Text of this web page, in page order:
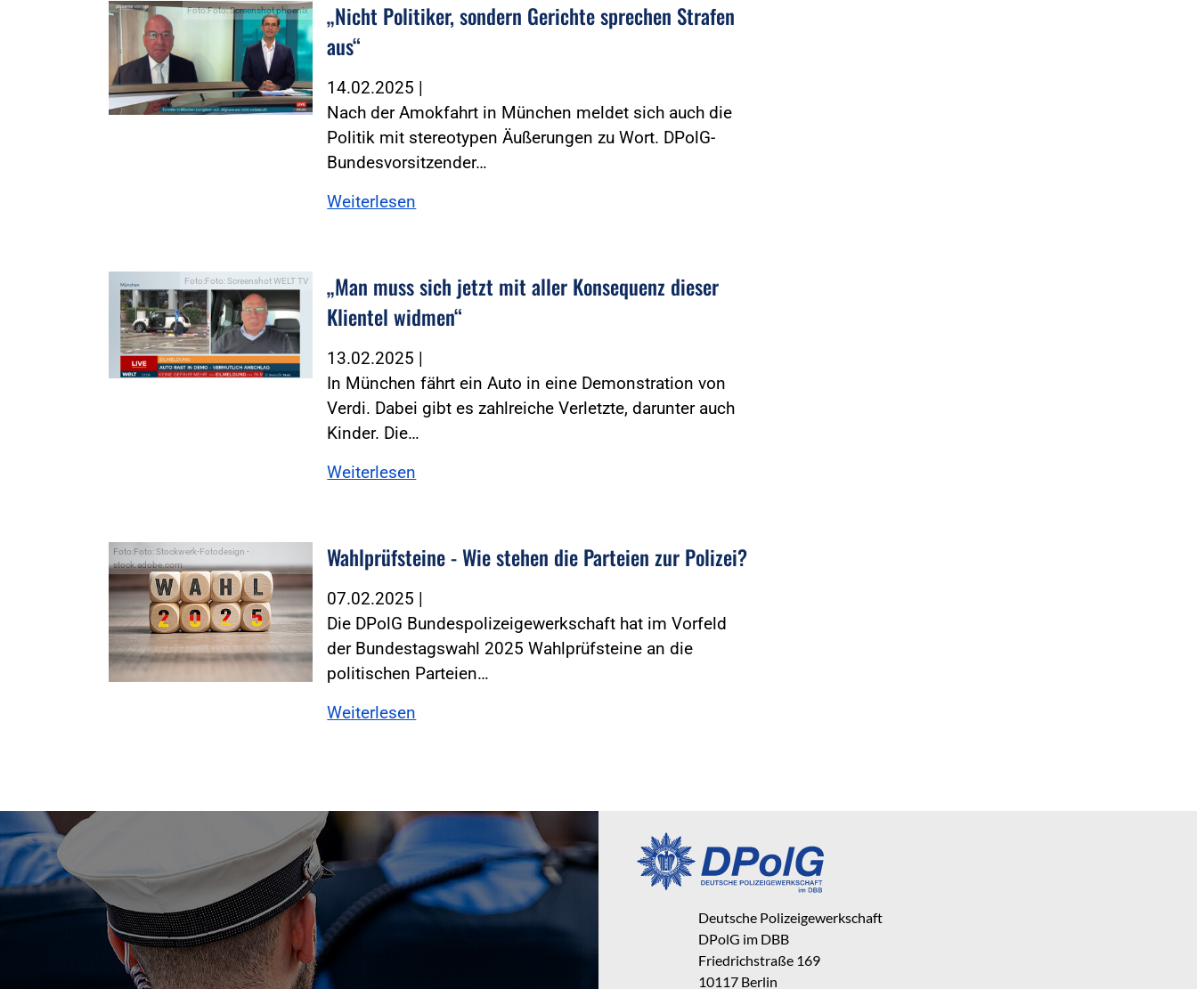
Foto:Foto: Screenshot phoenix
„Nicht Politiker, sondern Gerichte sprechen Strafen
aus“
14.02.2025 |
Nach der Amokfahrt in München meldet sich auch die
Politik mit stereotypen Äußerungen zu Wort. DPolG-
Bundesvorsitzender…
Weiterlesen
Foto:Foto: Screenshot WELT TV
„Man muss sich jetzt mit aller Konsequenz dieser
Klientel widmen“
13.02.2025 |
In München fährt ein Auto in eine Demonstration von
Verdi. Dabei gibt es zahlreiche Verletzte, darunter auch
Kinder. Die…
Weiterlesen
Foto:Foto: Stockwerk-Fotodesign -
stock.adobe.com
Wahlprüfsteine - Wie stehen die Parteien zur Polizei?
07.02.2025 |
Die DPolG Bundespolizeigewerkschaft hat im Vorfeld
der Bundestagswahl 2025 Wahlprüfsteine an die
politischen Parteien…
Weiterlesen
Deutsche Polizeigewerkschaft
DPolG im DBB
Friedrichstraße 169
10117 Berlin